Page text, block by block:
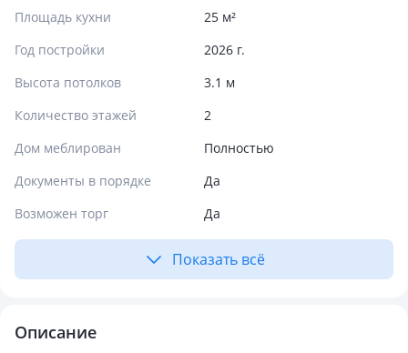
Площадь кухни
25 м²
Год постройки
2026 г.
Высота потолков
3.1 м
Количество этажей
2
Дом меблирован
Полностью
Документы в порядке
Да
Возможен торг
Да
Показать всё
Описание